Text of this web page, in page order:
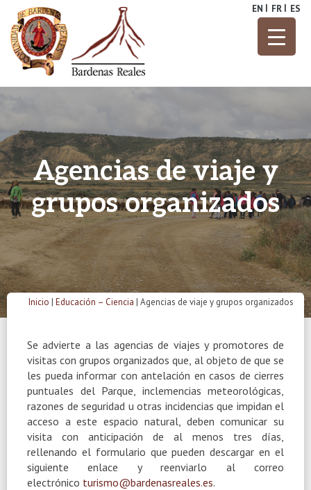
content
Reales
Parque Natural
EN FR ES
Agencias de viaje y
grupos organizados
Inicio | Educación – Ciencia | Agencias de viaje y grupos organizados
Se advierte a las agencias de viajes y promotores de
visitas con grupos organizados que, al objeto de que se
les pueda informar con antelación en casos de cierres
puntuales del Parque, inclemencias meteorológicas,
razones de seguridad u otras incidencias que impidan el
acceso a este espacio natural, deben comunicar su
visita con anticipación de al menos tres días,
rellenando el formulario que pueden descargar en el
siguiente enlace y reenviarlo al correo
electrónico turismo@bardenasreales.es.